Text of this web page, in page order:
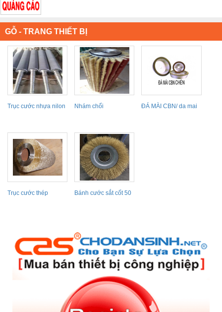
GỖ - TRANG THIẾT BỊ
Trục cước nhựa nilon
Nhám chổi
ĐÁ MÀI CBN/ da mai
Trục cước thép Bánh cước sắt cốt 50